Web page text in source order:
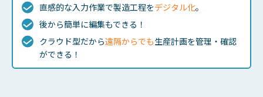
直感的な入力作業で製造工程をデジタル化。
後から簡単に編集もできる！
クラウド型だから遠隔からでも生産計画を管理・確認
ができる！